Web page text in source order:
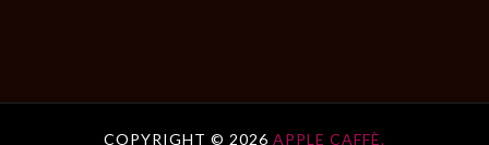
COPYRIGHT © 2026 APPLE CAFFÈ.